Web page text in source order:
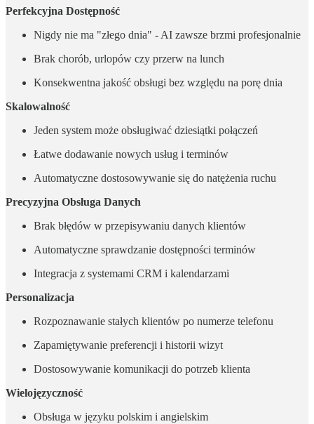
Perfekcyjna Dostępność
Nigdy nie ma "złego dnia" - AI zawsze brzmi profesjonalnie
Brak chorób, urlopów czy przerw na lunch
Konsekwentna jakość obsługi bez względu na porę dnia
Skalowalność
Jeden system może obsługiwać dziesiątki połączeń
Łatwe dodawanie nowych usług i terminów
Automatyczne dostosowywanie się do natężenia ruchu
Precyzyjna Obsługa Danych
Brak błędów w przepisywaniu danych klientów
Automatyczne sprawdzanie dostępności terminów
Integracja z systemami CRM i kalendarzami
Personalizacja
Rozpoznawanie stałych klientów po numerze telefonu
Zapamiętywanie preferencji i historii wizyt
Dostosowywanie komunikacji do potrzeb klienta
Wielojęzyczność
Obsługa w języku polskim i angielskim